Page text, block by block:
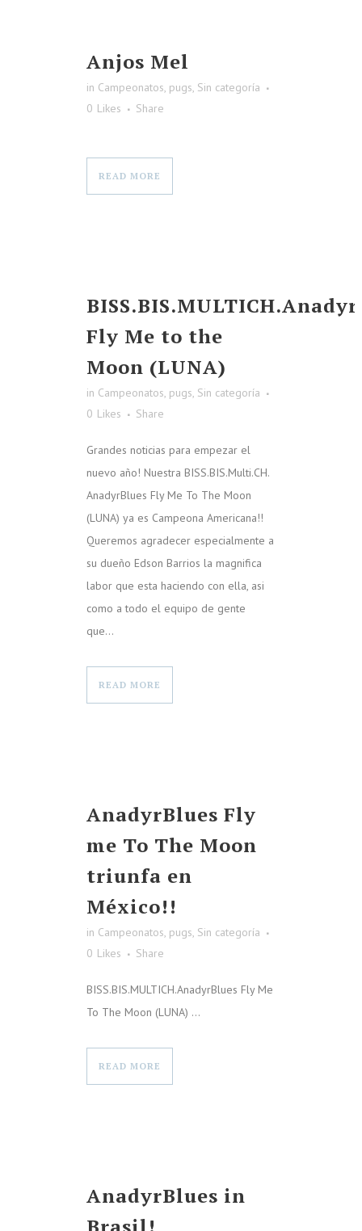
Anjos Mel
in Campeonatos, pugs, Sin categoría
0 Likes Share
READ MORE
Fly Me to the
Moon (LUNA)
in Campeonatos, pugs, Sin categoría
0 Likes Share
Grandes noticias para empezar el
nuevo año! Nuestra BISS.BIS.Multi.CH.
AnadyrBlues Fly Me To The Moon
(LUNA) ya es Campeona Americana!!
Queremos agradecer especialmente a
su dueño Edson Barrios la magnifica
labor que esta haciendo con ella, asi
como a todo el equipo de gente
que...
READ MORE
AnadyrBlues Fly
me To The Moon
triunfa en
México!!
in Campeonatos, pugs, Sin categoría
0 Likes Share
BISS.BIS.MULTICH.AnadyrBlues Fly Me
To The Moon (LUNA) ...
READ MORE
AnadyrBlues in